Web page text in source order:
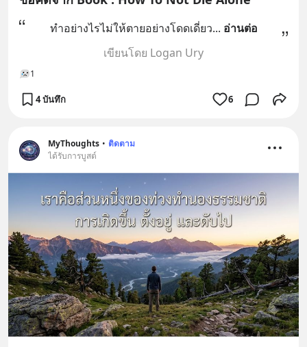
ทำอย่างไรไม่ให้ตายอย่างโดดเดี่ยว... อ่านต่อ
เขียนโดย Logan Ury
1
4 บันทึก 6
MyThoughts • ติดตาม
ได้รับการบูสต์